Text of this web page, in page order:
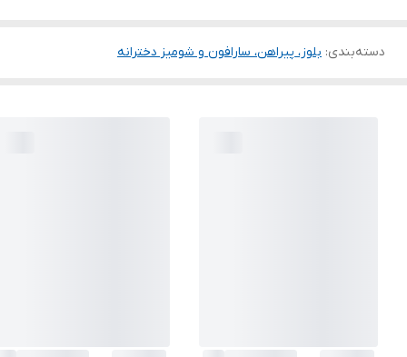
دسته‌بندی: بلوز، پیراهن، سارافون و شومیز دخترانه